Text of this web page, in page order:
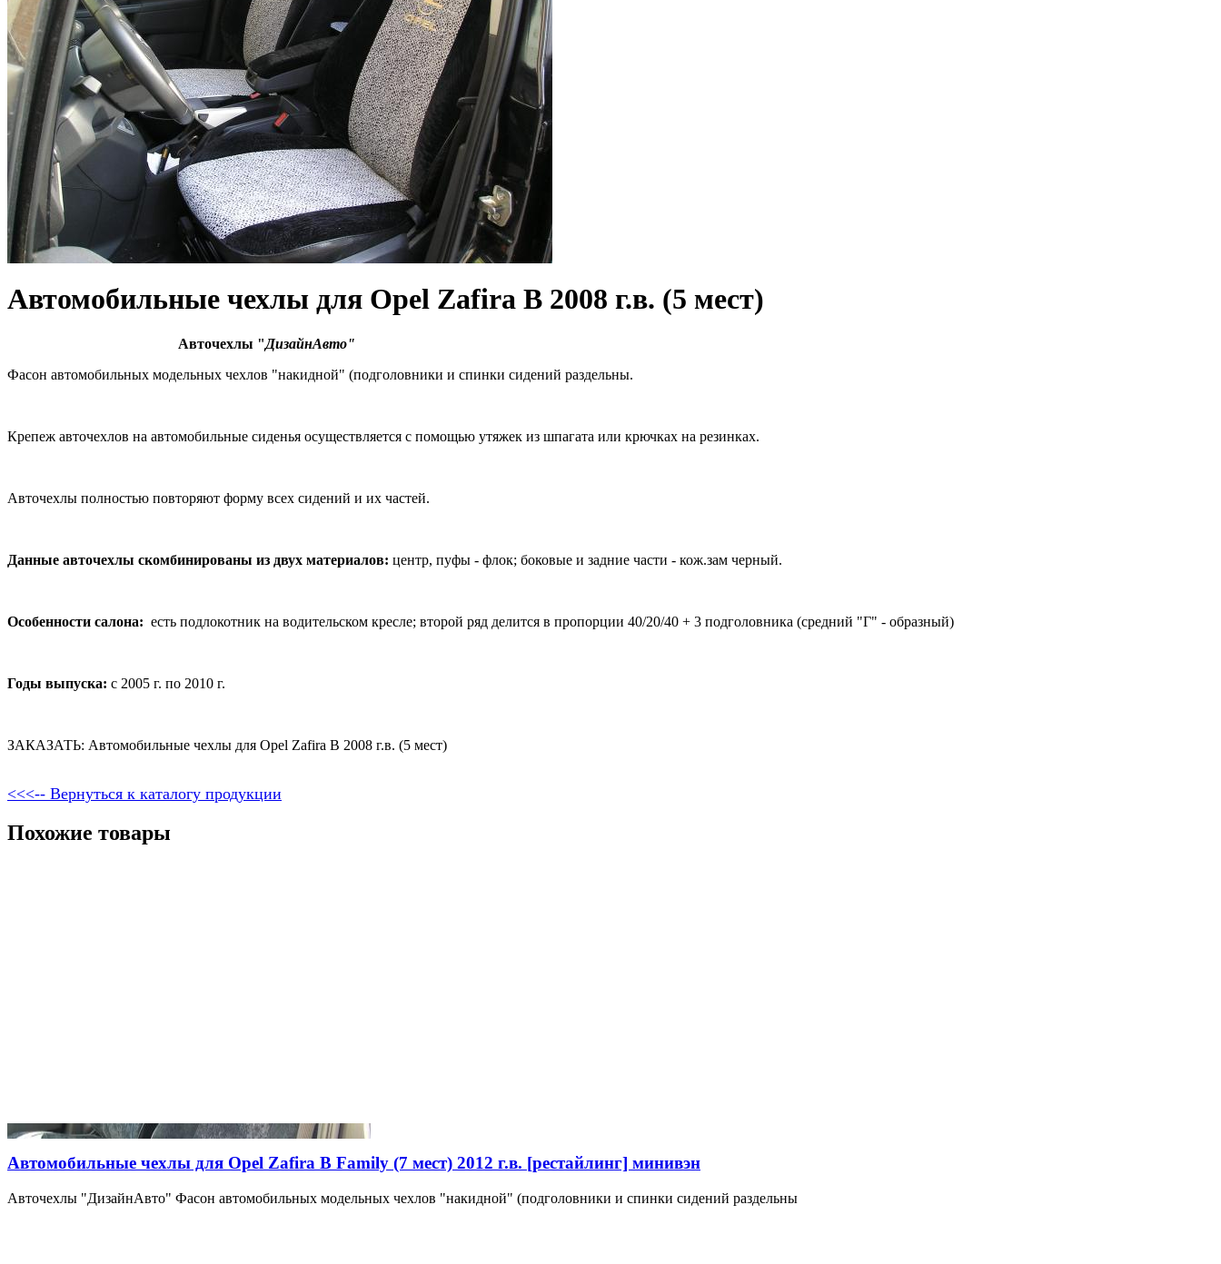
Автомобильные чехлы для Opel Zafira B 2008 г.в. (5 мест)
Авточехлы "ДизайнАвто"
Фасон автомобильных модельных чехлов "накидной" (подголовники и спинки сидений раздельны.
Крепеж авточехлов на автомобильные сиденья осуществляется с помощью утяжек из шпагата или крючках на резинках.
Авточехлы полностью повторяют форму всех сидений и их частей.
Данные авточехлы скомбинированы из двух материалов: центр, пуфы - флок; боковые и задние части - кож.зам черный.
Особенности салона: есть подлокотник на водительском кресле; второй ряд делится в пропорции 40/20/40 + 3 подголовника (средний "Г" - образный)
Годы выпуска: с 2005 г. по 2010 г.
ЗАКАЗАТЬ: Автомобильные чехлы для Opel Zafira B 2008 г.в. (5 мест)
<<<-- Вернуться к каталогу продукции
Похожие товары
Автомобильные чехлы для Opel Zafira B Family (7 мест) 2012 г.в. [рестайлинг] минивэн
Авточехлы "ДизайнАвто" Фасон автомобильных модельных чехлов "накидной" (подголовники и спинки сидений раздельны